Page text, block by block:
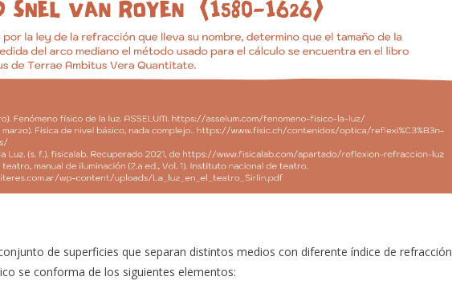
de superficies que separan distintos medios con diferente índice de refracción
se conforma de los siguientes elementos: